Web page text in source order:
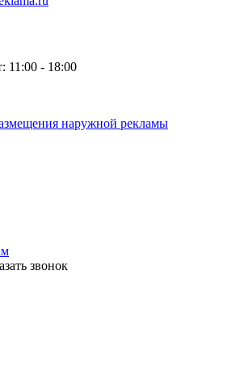
11:00 - 18:00
наружной рекламы
звонок